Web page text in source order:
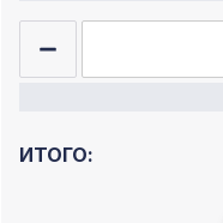
ИТОГО: